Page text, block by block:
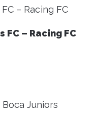
– Racing FC
FC – Racing FC
Boca Juniors